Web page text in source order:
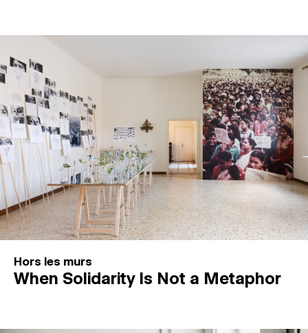
Hors les murs
When Solidarity Is Not a Metaphor